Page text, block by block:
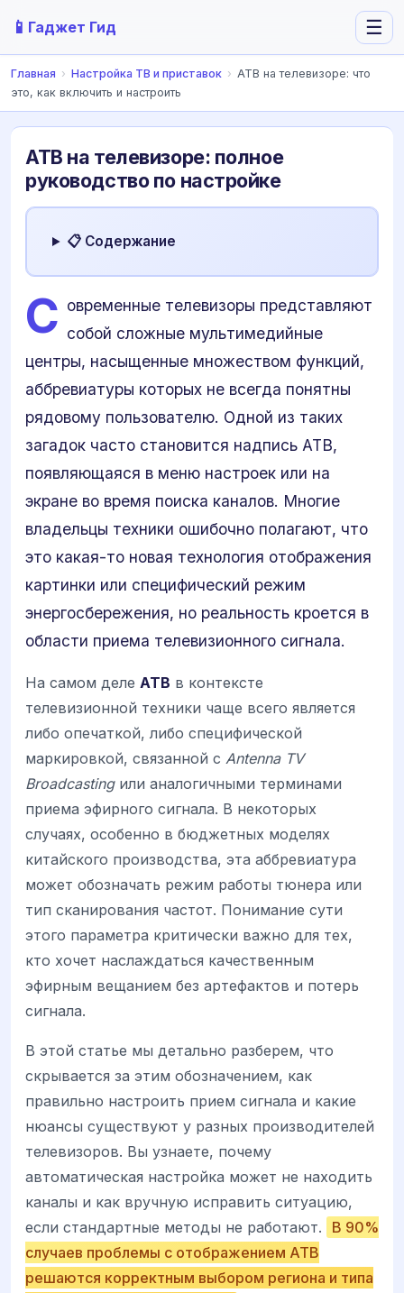
📱 Гаджет Гид ☰
Главная › Настройка ТВ и приставок › ATB на телевизоре: что
это, как включить и настроить
ATB на телевизоре: полное
руководство по настройке
📋 Содержание
С овременные телевизоры представляют
собой сложные мультимедийные
центры, насыщенные множеством функций,
аббревиатуры которых не всегда понятны
рядовому пользователю. Одной из таких
загадок часто становится надпись ATB,
появляющаяся в меню настроек или на
экране во время поиска каналов. Многие
владельцы техники ошибочно полагают, что
это какая-то новая технология отображения
картинки или специфический режим
энергосбережения, но реальность кроется в
области приема телевизионного сигнала.
На самом деле ATB в контексте
телевизионной техники чаще всего является
либо опечаткой, либо специфической
маркировкой, связанной с Antenna TV
Broadcastingили аналогичными терминами
приема эфирного сигнала. В некоторых
случаях, особенно в бюджетных моделях
китайского производства, эта аббревиатура
может обозначать режим работы тюнера или
тип сканирования частот. Понимание сути
этого параметра критически важно для тех,
кто хочет наслаждаться качественным
эфирным вещанием без артефактов и потерь
сигнала.
В этой статье мы детально разберем, что
скрывается за этим обозначением, как
правильно настроить прием сигнала и какие
нюансы существуют у разных производителей
телевизоров. Вы узнаете, почему
автоматическая настройка может не находить
каналы и как вручную исправить ситуацию,
если стандартные методы не работают.
В 90%
случаев проблемы с отображением ATB
решаются корректным выбором региона и типа